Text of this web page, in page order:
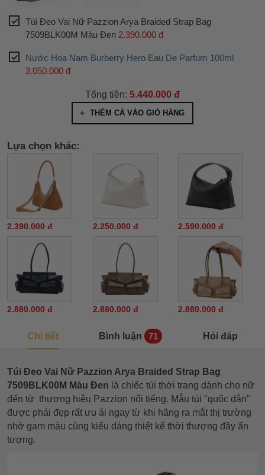
Túi Đeo Vai Nữ Pazzion Arya Braided Strap Bag
7509BLK00M Màu Đen 2.390.000 đ
Nước Hoa Nam Burberry Hero Eau De Parfum 100ml
3.050.000 đ
Tổng tiền: 5.440.000 đ
THÊM CẢ VÀO GIỎ HÀNG
Lựa chọn khác:
2.390.000 đ 2.250.000 đ 2.590.000 đ
2.880.000 đ 2.880.000 đ 2.880.000 đ
Chi tiết Bình luận 71 Hỏi đáp
Túi Đeo Vai Nữ Pazzion Arya Braided Strap Bag
7509BLK00M Màu Đen là chiếc túi thời trang dành cho nữ
đến từ thương hiệu Pazzion nổi tiếng. Mẫu túi "quốc dân"
được phái đẹp rất ưu ái ngay từ khi hãng ra mắt thị trường
nhờ gam màu cùng kiểu dáng thiết kế thời thượng đầy ấn
tượng.